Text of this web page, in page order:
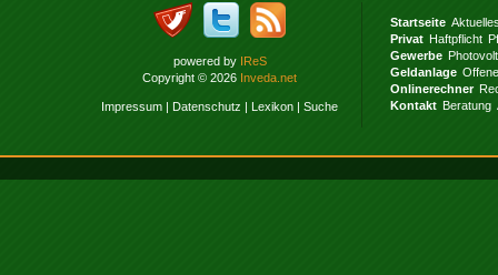
powered by IReS
Copyright © 2026 Inveda.net
Impressum | Datenschutz | Lexikon | Suche
Startseite
Privat Haftpflicht
Gewerbe
Geldanlage
Onlinerechner
Kontakt Beratung